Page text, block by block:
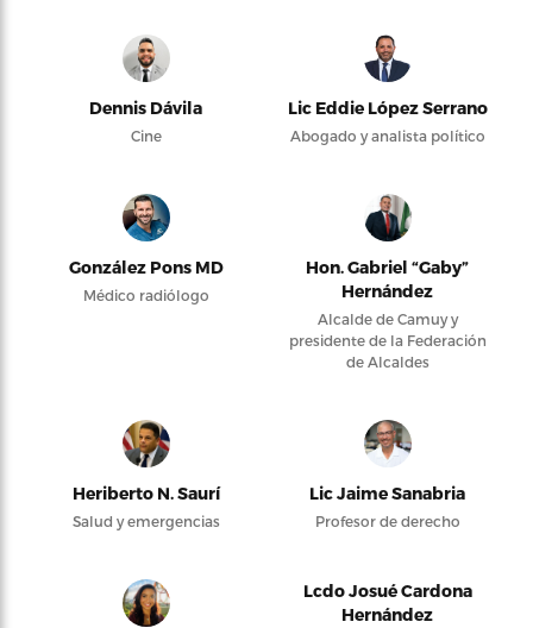
Dennis Dávila
Cine
Lic Eddie López Serrano
Abogado y analista político
González Pons MD
Médico radiólogo
Hon. Gabriel “Gaby”
Hernández
Alcalde de Camuy y
presidente de la Federación
de Alcaldes
Heriberto N. Saurí
Salud y emergencias
Lic Jaime Sanabria
Profesor de derecho
Lcdo Josué Cardona
Hernández